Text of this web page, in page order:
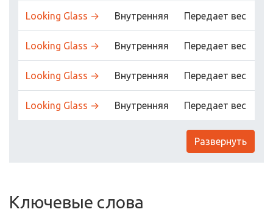
Looking Glass → Внутренняя Передает вес
Looking Glass → Внутренняя Передает вес
Looking Glass → Внутренняя Передает вес
Looking Glass → Внутренняя Передает вес
Развернуть
Ключевые слова